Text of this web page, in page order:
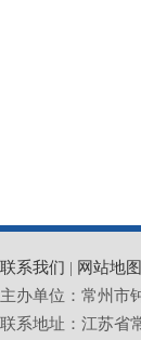
联系我们 | 网站地图
主办单位：常州市
联系地址：江苏省